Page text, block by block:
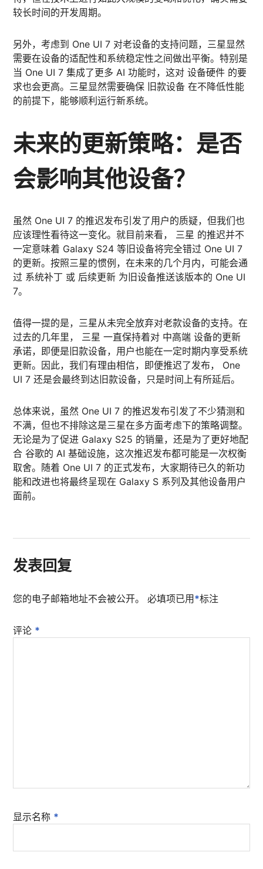
较长时间的开发周期。
另外，考虑到 One UI 7 对老设备的支持问题，三星显然
需要在设备的适配性和系统稳定性之间做出平衡。特别是
当 One UI 7 集成了更多 AI 功能时，这对 设备硬件 的要
求也会更高。三星显然需要确保 旧款设备 在不降低性能
的前提下，能够顺利运行新系统。
未来的更新策略：是否
会影响其他设备？
虽然 One UI 7 的推迟发布引发了用户的质疑，但我们也
应该理性看待这一变化。就目前来看， 三星 的推迟并不
一定意味着 Galaxy S24 等旧设备将完全错过 One UI 7
的更新。按照三星的惯例，在未来的几个月内，可能会通
过 系统补丁 或 后续更新 为旧设备推送该版本的 One UI
7。
值得一提的是，三星从未完全放弃对老款设备的支持。在
过去的几年里， 三星 一直保持着对 中高端 设备的更新
承诺，即便是旧款设备，用户也能在一定时期内享受系统
更新。因此，我们有理由相信，即便推迟了发布， One
UI 7 还是会最终到达旧款设备，只是时间上有所延后。
总体来说，虽然 One UI 7 的推迟发布引发了不少猜测和
不满，但也不排除这是三星在多方面考虑下的策略调整。
无论是为了促进 Galaxy S25 的销量，还是为了更好地配
合 谷歌的 AI 基础设施，这次推迟发布都可能是一次权衡
取舍。随着 One UI 7 的正式发布，大家期待已久的新功
能和改进也将最终呈现在 Galaxy S 系列及其他设备用户
面前。
发表回复
您的电子邮箱地址不会被公开。 必填项已用*标注
评论 *
显示名称 *